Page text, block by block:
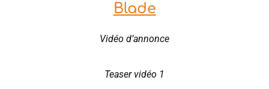
Blade
Vidéo d’annonce
Teaser vidéo 1